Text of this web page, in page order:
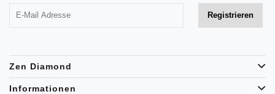
Zen Diamond
Informationen